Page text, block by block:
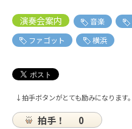
演奏会案内 音楽
ファゴット
横浜
↓拍手ボタンがとても励みになります。
拍手！ 0